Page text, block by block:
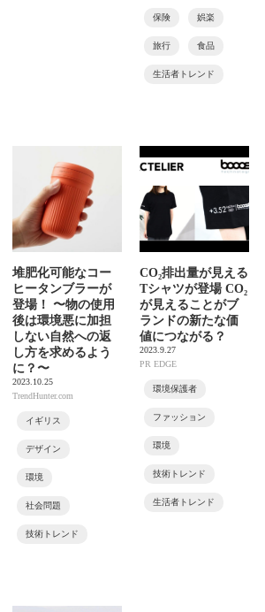
保険 娯楽
旅行 食品
生活者トレンド
堆肥化可能なコー
ヒータンブラーが
登場！ 〜物の使用
後は環境悪に加担
しない自然への返
し方を求めるよう
に？〜
2023.10.25
TrendHunter.com
イギリス
デザイン
環境
社会問題
技術トレンド
CO₂排出量が見える
Tシャツが登場 CO₂
が見えることがブ
ランドの新たな価
値につながる？
2023.9.27
PR EDGE
環境保護者
ファッション
環境
技術トレンド
生活者トレンド